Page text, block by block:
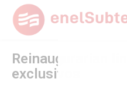
Reinaugurarían
exclusivos